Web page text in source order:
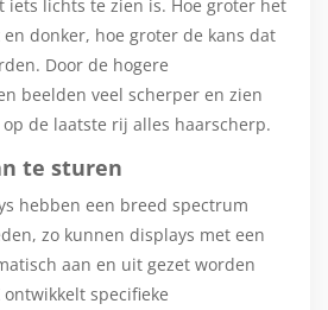
iets lichts te zien is. Hoe groter het
donker, hoe groter de kans dat
Door de hogere
beelden veel scherper en zien
de laatste rij alles haarscherp.
te sturen
hebben een breed spectrum
zo kunnen displays met een
aan en uit gezet worden
ontwikkelt specifieke